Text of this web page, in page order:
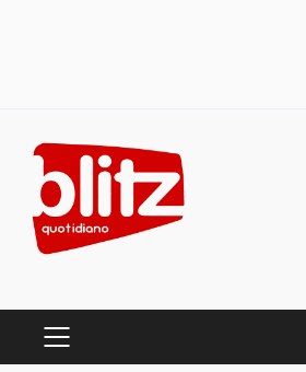
content
PRIMARY